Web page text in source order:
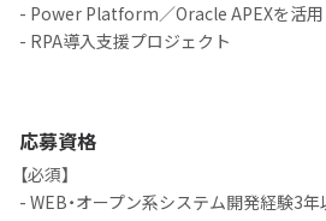
- Power Platform／Oracle APEXを活
- RPA導入支援プロジェクト
応募資格
【必須】
- WEB・オープン系システム開発経験3年